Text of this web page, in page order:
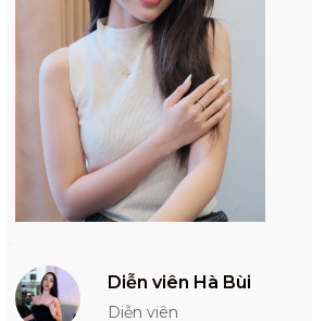
Diễn viên Hà Bùi
Diễn viên